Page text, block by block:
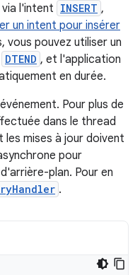
via l'intent INSERT ,
un intent pour insérer
vous pouvez utiliser un
DTEND , et l'application
en durée.
Pour plus de
dans le thread
les mises à jour doivent
pour
plan. Pour en
.